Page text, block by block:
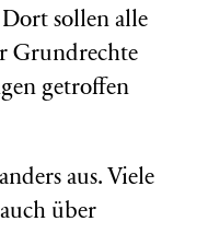
Dort sollen alle
Grundrechte
getroffen
aus. Viele
über